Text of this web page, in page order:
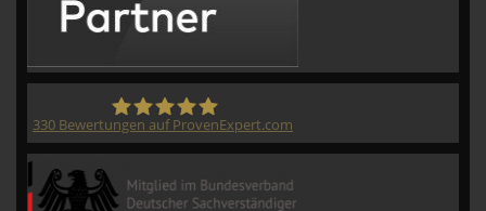
330 Bewertungen auf ProvenExpert.com